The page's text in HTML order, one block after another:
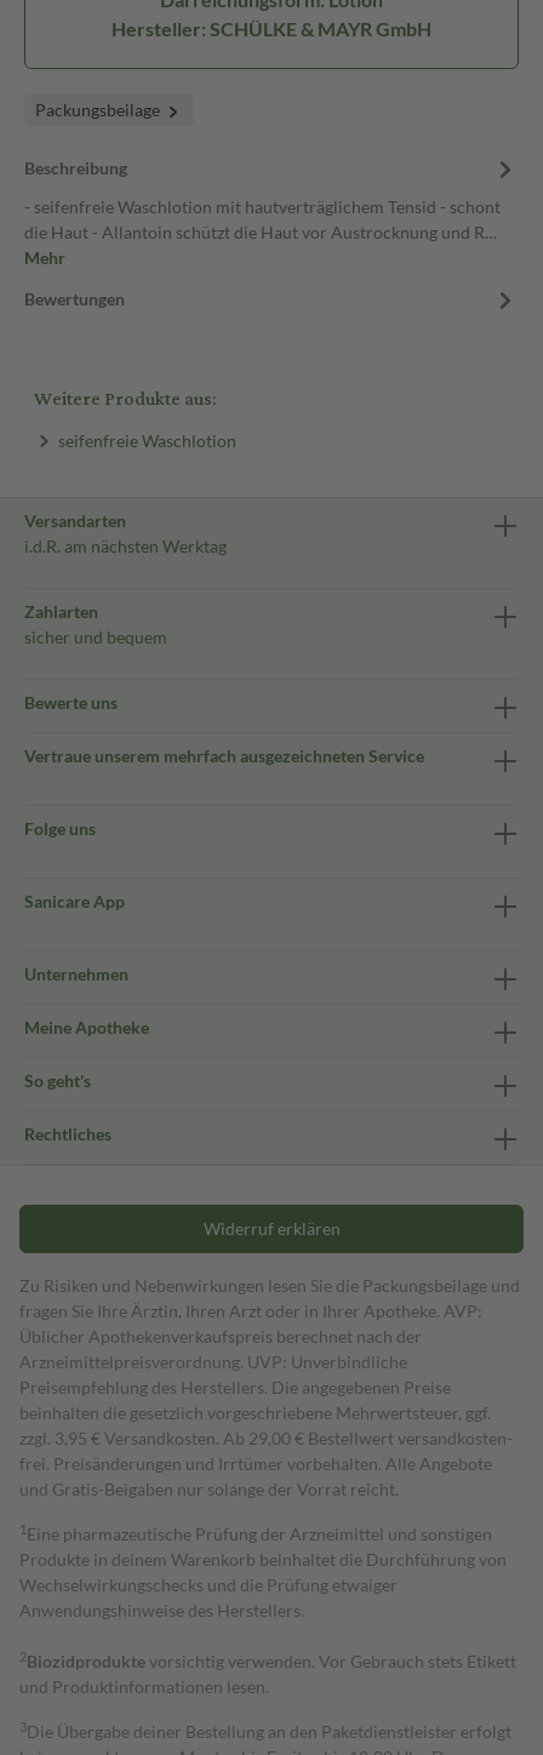
Hersteller: SCHÜLKE & MAYR GmbH
Packungsbeilage
Beschreibung
- seifenfreie Waschlotion mit hautverträglichem Tensid - schont
die Haut - Allantoin schützt die Haut vor Austrocknung und R…
Mehr
Bewertungen
Weitere Produkte aus:
seifenfreie Waschlotion
Versandarten
i.d.R. am nächsten Werktag
Zahlarten
sicher und bequem
Bewerte uns
Vertraue unserem mehrfach ausgezeichneten Service
Folge uns
Sanicare App
Unternehmen
Meine Apotheke
So geht's
Rechtliches
Widerruf erklären
Zu Risiken und Nebenwirkungen lesen Sie die Packungsbeilage und
fragen Sie Ihre Ärztin, Ihren Arzt oder in Ihrer Apotheke. AVP:
Üblicher Apothekenverkaufspreis berechnet nach der
Arzneimittelpreisverordnung. UVP: Unverbindliche
Preisempfehlung des Herstellers. Die angegebenen Preise
beinhalten die gesetzlich vorgeschriebene Mehrwertsteuer, ggf.
zzgl. 3,95 € Versandkosten. Ab 29,00 € Bestell­wert versand­kosten­
frei. Preisänderungen und Irrtümer vorbehalten. Alle Angebote
und Gratis-Beigaben nur solange der Vorrat reicht.
1 Eine pharmazeutische Prüfung der Arzneimittel und sonstigen
Produkte in deinem Warenkorb beinhaltet die Durchführung von
Wechselwirkungschecks und die Prüfung etwaiger
Anwendungshinweise des Herstellers.
2Biozidproduktevorsichtig verwenden. Vor Gebrauch stets Etikett
und Produktinformationen lesen.
3Die Übergabe deiner Bestellung an den Paketdienstleister erfolgt